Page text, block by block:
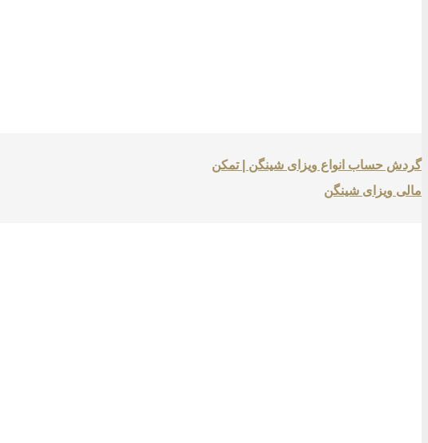
گردش حساب انواع ویزای شینگن | تمکن
مالی ویزای شینگن